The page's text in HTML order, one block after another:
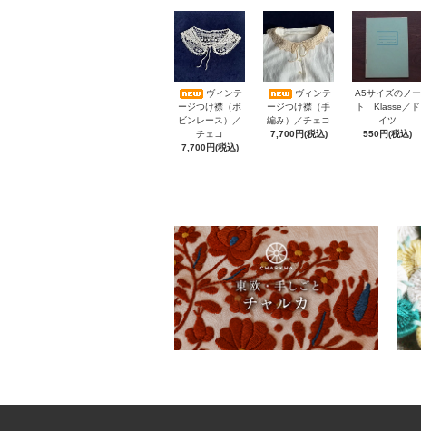
ヴィンテ
ージつけ襟（ボ
ビンレース）／
チェコ
7,700円(税込)
ヴィンテ
ージつけ襟（手
編み）／チェコ
7,700円(税込)
A5サイズのノー
ト Klasse／ド
イツ
550円(税込)